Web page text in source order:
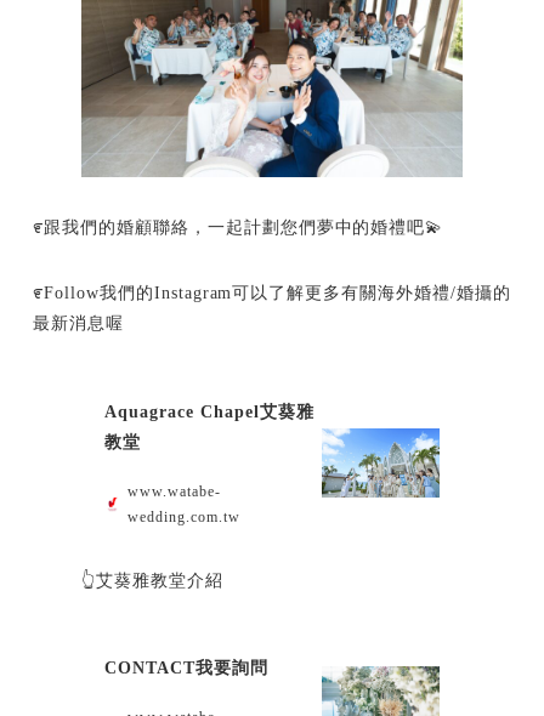
೯跟我們的婚顧聯絡，一起計劃您們夢中的婚禮吧💫
೯Follow我們的Instagram可以了解更多有關海外婚禮/婚攝的
最新消息喔
Aquagrace Chapel艾葵雅
教堂
www.watabe-
wedding.com.tw
👆艾葵雅教堂介紹
CONTACT我要詢問